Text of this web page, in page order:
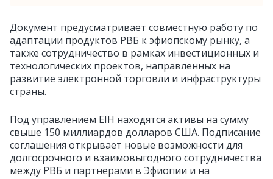
Документ предусматривает совместную работу по
адаптации продуктов РВБ к эфиопскому рынку, а
также сотрудничество в рамках инвестиционных и
технологических проектов, направленных на
развитие электронной торговли и инфраструктуры
страны.
Под управлением EIH находятся активы на сумму
свыше 150 миллиардов долларов США. Подписание
соглашения открывает новые возможности для
долгосрочного и взаимовыгодного сотрудничества
между РВБ и партнерами в Эфиопии и на